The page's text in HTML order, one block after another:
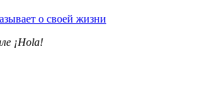
о своей жизни
¡Hola!